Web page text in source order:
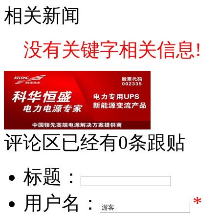
相关新闻
没有关键字相关信息!
评论区已经有0条跟贴
标题：
用户名：
*